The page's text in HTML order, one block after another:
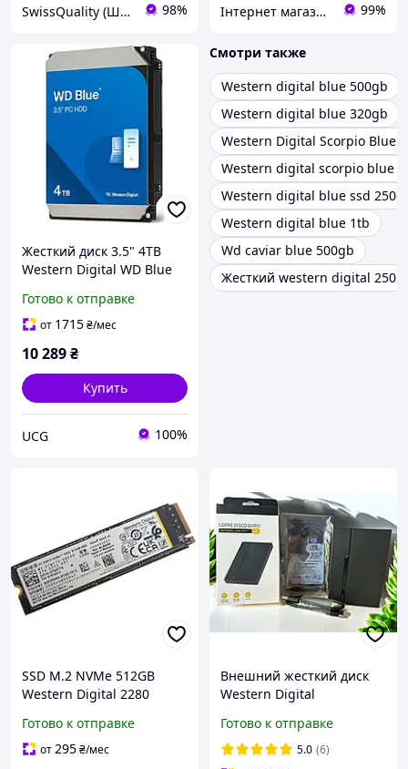
SwissQuality (Швейцарское Качество) 98% Інтернет магазин "KSEON" 99%
Жесткий диск 3.5" 4TB
Western Digital WD Blue
6Gb/s) (код 155277)
Готово к отправке
от 1715₴/мес
10 289₴
Купить
UCG 100%
Смотри также
Western digital blue 500gb
Western digital blue 320gb
Western Digital Scorpio Blue
Western digital scorpio blue
Western digital blue ssd
Western digital blue 1tb
Wd caviar blue 500gb
Жесткий western digital 250
SSD M.2 NVMe 512GB
Western Digital 2280
Готово к отправке
от295₴/мес
Внешний жесткий диск
Western Digital
USB 3.0 2.5 в кейсе,
портативный HDD
Готово к отправке
5.0 (6)